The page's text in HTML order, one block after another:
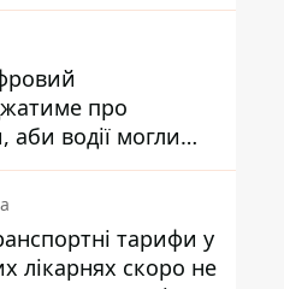
про
аби водії могли
із заторами
тарифи у
лікарнях скоро не